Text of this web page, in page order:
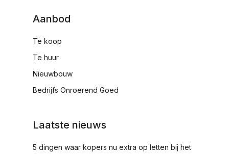
Aanbod
Te koop
Te huur
Nieuwbouw
Bedrijfs Onroerend Goed
Laatste nieuws
5 dingen waar kopers nu extra op letten bij het